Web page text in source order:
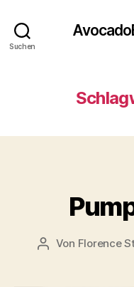
Suchen
Beitragsautor
Von Florence